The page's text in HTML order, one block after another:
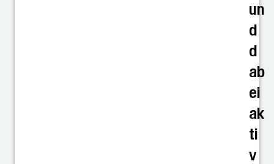
un
d
d
ab
ei
ak
ti
v